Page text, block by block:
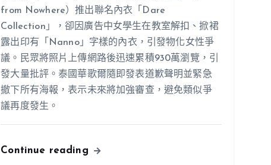
from Nowhere）推出聯名內衣「Dare
Collection」，卻因廣告中女學生在教室解扣、掀裙
露出印有「Nanno」字樣的內衣，引發物化女性爭
議。民眾將照片上傳網路後迅速累積930萬瀏覽，引
發大量批評。泰國華歌爾隨即發表道歉聲明並緊急
撤下所有海報，表示未來將加強審查，避免類似爭
議再度發生。
Continue reading